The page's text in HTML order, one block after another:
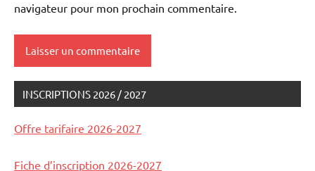
navigateur pour mon prochain commentaire.
INSCRIPTIONS 2026 / 2027
Offre tarifaire 2026-2027
Fiche d’inscription 2026-2027